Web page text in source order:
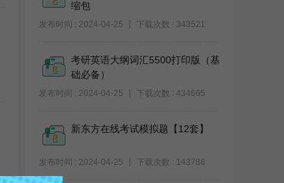
缩包
发布时间 : 2024-04-25 下载次数 : 343521
考研英语大纲词汇5500打印版（基
础必备）
发布时间 : 2024-04-25 下载次数 : 434665
新东方在线考试模拟题【12套】
发布时间 : 2024-04-25 下载次数 : 143786